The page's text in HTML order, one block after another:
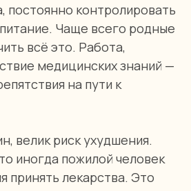
постоянно контролировать
Чаще всего родные
всё это. Работа,
медицинских знаний —
на пути к
велик риск ухудшения.
иногда пожилой человек
принять лекарства. Это